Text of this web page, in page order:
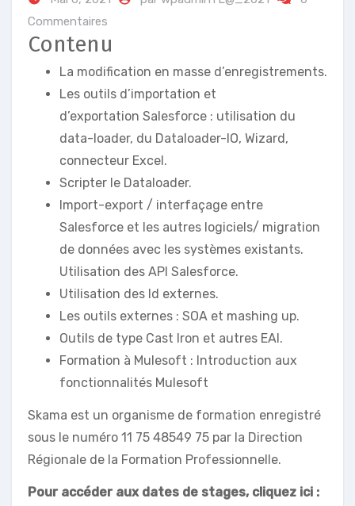
Commentaires
Contenu
La modification en masse d’enregistrements.
Les outils d’importation et
d’exportation Salesforce : utilisation du
data-loader, du Dataloader-IO, Wizard,
connecteur Excel.
Scripter le Dataloader.
Import-export / interfaçage entre
Salesforce et les autres logiciels/ migration
de données avec les systèmes existants.
Utilisation des API Salesforce.
Utilisation des Id externes.
Les outils externes : SOA et mashing up.
Outils de type Cast Iron et autres EAI.
Formation à Mulesoft : Introduction aux
fonctionnalités Mulesoft
Skama est un organisme de formation enregistré
sous le numéro 11 75 48549 75 par la Direction
Régionale de la Formation Professionnelle.
Pour accéder aux dates de stages, cliquez ici :